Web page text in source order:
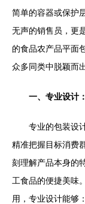
简单的容器或保护
无声的销售员，更
的食品农产品平面
众多同类中脱颖而
一、专业设计
专业的包装设
精准把握目标消费
刻理解产品本身的
工食品的便捷美味
用，专业设计能够：